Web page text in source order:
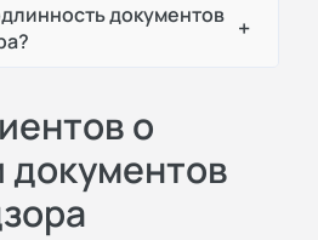
документов +
о
документов